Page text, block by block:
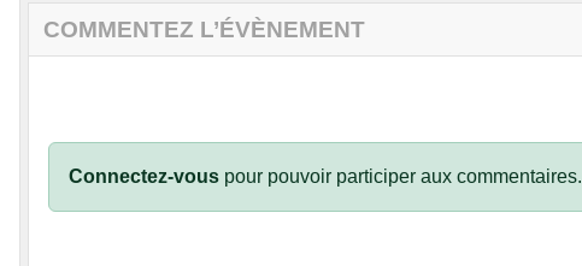
COMMENTEZ L’ÉVÈNEMENT
Connectez-vous pour pouvoir participer aux commentaires.